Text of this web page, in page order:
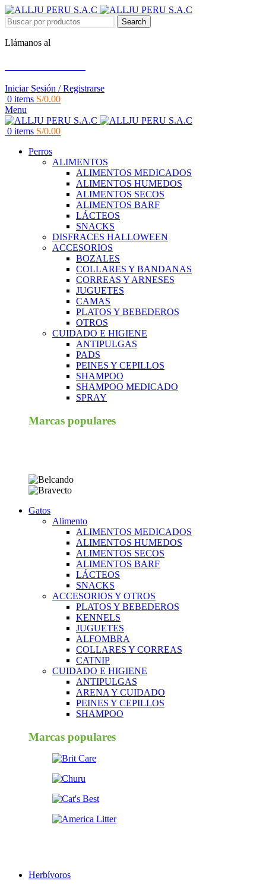
Search
Llámanos al
Iniciar Sesión / Registrarse
0 items S/0.00
Menu
0 items S/0.00
Perros
ALIMENTOS
ALIMENTOS MEDICADOS
ALIMENTOS HUMEDOS
ALIMENTOS SECOS
ALIMENTOS BARF
LÁCTEOS
SNACKS
DISFRACES HALLOWEEN
ACCESORIOS
BOZALES
COLLARES Y BANDANAS
CORREAS Y ARNESES
JUGUETES
CAMAS
PLATOS Y BEBEDEROS
OTROS
CUIDADO E HIGIENE
ANTIPULGAS
PADS
PEINES Y CEPILLOS
SHAMPOO
SHAMPOO MEDICADO
SPRAY
Marcas populares
Gatos
Alimento
ALIMENTOS MEDICADOS
ALIMENTOS HUMEDOS
ALIMENTOS SECOS
ALIMENTOS BARF
LÁCTEOS
SNACKS
ACCESORIOS Y OTROS
PLATOS Y BEBEDEROS
KENNELS
JUGUETES
ALFOMBRA
COLLARES Y CORREAS
CATNIP
CUIDADO E HIGIENE
ANTIPULGAS
ARENA Y CUIDADO
PEINES Y CEPILLOS
SHAMPOO
Marcas populares
Herbívoros